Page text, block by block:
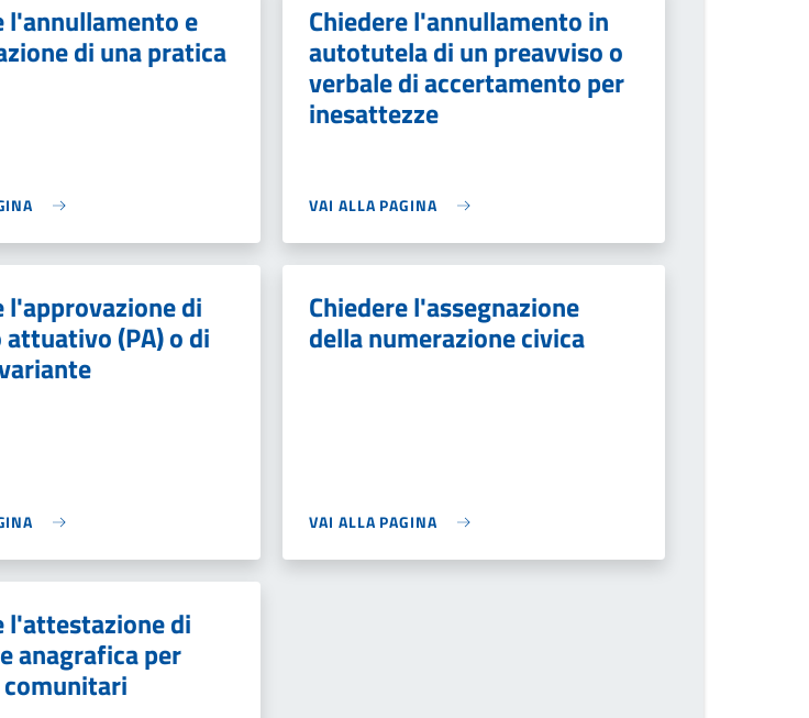
l'annullamento e
di una pratica
Chiedere l'annullamento in
autotutela di un preavviso o
verbale di accertamento per
inesattezze
VAI ALLA PAGINA
l'approvazione di
attuativo (PA) o di
Chiedere l'assegnazione
della numerazione civica
VAI ALLA PAGINA
l'attestazione di
anagrafica per